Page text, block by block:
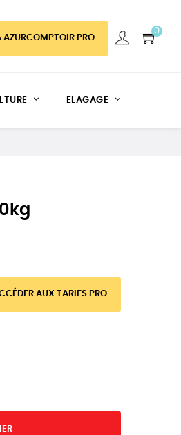
AZURCOMPTOIR PRO
0
ELAGAGE
AUX TARIFS PRO